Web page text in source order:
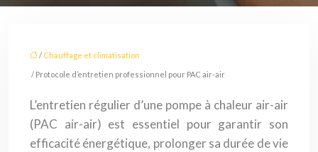
/ Chauffage et climatisation
/ Protocole d’entretien professionnel pour PAC air-air
L’entretien régulier d’une pompe à chaleur air-air
(PAC air-air) est essentiel pour garantir son
efficacité énergétique, prolonger sa durée de vie